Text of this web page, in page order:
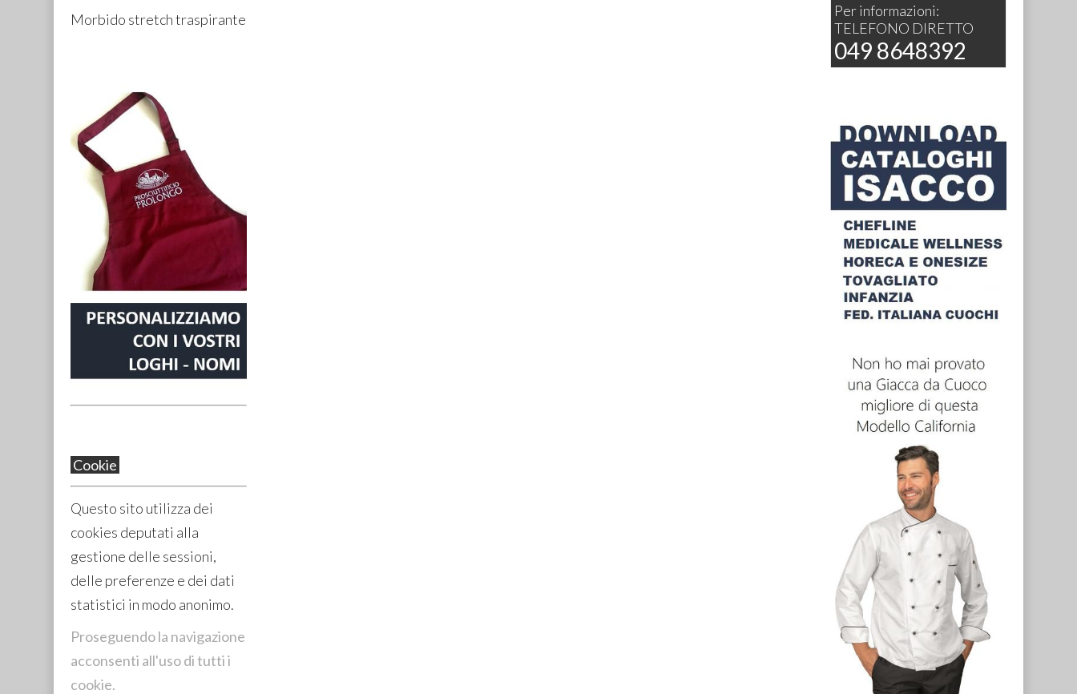
Morbido stretch traspirante
Cookie
Questo sito utilizza dei
cookies deputati alla
gestione delle sessioni,
delle preferenze e dei dati
statistici in modo anonimo.
Proseguendo la navigazione
acconsenti all'uso di tutti i
cookie.
Per informazioni:
TELEFONO DIRETTO
049 8648392